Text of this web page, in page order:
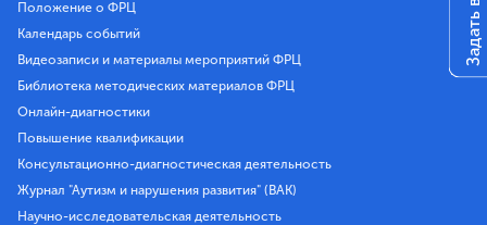
Положение о ФРЦ
Календарь событий
Видеозаписи и материалы мероприятий ФРЦ
Библиотека методических материалов ФРЦ
Онлайн-диагностики
Повышение квалификации
Консультационно-диагностическая деятельность
Журнал "Аутизм и нарушения развития" (ВАК)
Научно-исследовательская деятельность